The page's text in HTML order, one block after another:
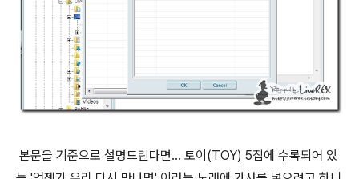
본문을 기준으로 설명드린다면... 토이(TOY) 5집에 수록되어 있